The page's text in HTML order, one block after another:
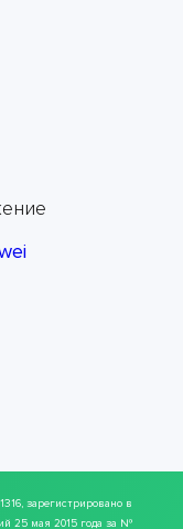
зарегистрировано в
25 мая 2015 года за №